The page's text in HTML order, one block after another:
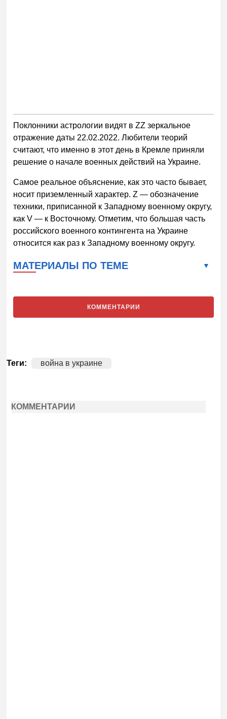
Поклонники астрологии видят в ZZ зеркальное
отражение даты 22.02.2022. Любители теорий
считают, что именно в этот день в Кремле приняли
решение о начале военных действий на Украине.
Самое реальное объяснение, как это часто бывает,
носит приземленный характер. Z — обозначение
техники, приписанной к Западному военному округу,
как V — к Восточному. Отметим, что большая часть
российского военного контингента на Украине
относится как раз к Западному военному округу.
МАТЕРИАЛЫ ПО ТЕМЕ
КОММЕНТАРИИ
Теги: война в украине
КОММЕНТАРИИ